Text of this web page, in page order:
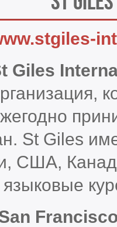
Giles
St Giles
США,